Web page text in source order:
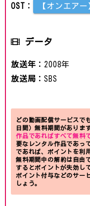
OST： 【オンエア
データ
放送年： 2008年
放送局：SBS
どの動画配信サービスで
日間）無料期間がありま
作品であればすべて無料
要なレンタル作品であっ
であれば、ポイントを利
無料期間中の解約は自由
するとポイントが失効し
ポイント付与などのサー
しょう。